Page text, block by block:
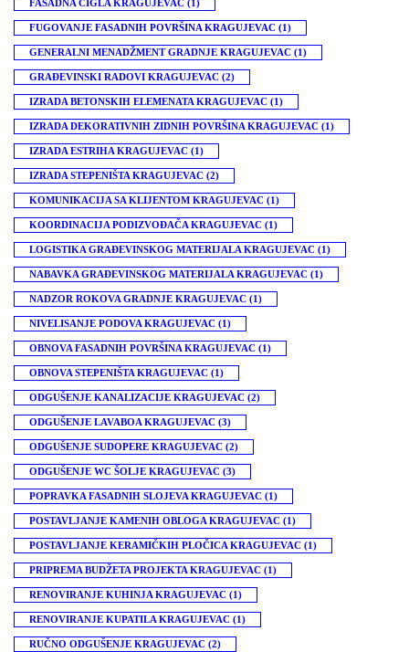
FASADNA CIGLA KRAGUJEVAC (1)
FUGOVANJE FASADNIH POVRŠINA KRAGUJEVAC (1)
GENERALNI MENADŽMENT GRADNJE KRAGUJEVAC (1)
GRAĐEVINSKI RADOVI KRAGUJEVAC (2)
IZRADA BETONSKIH ELEMENATA KRAGUJEVAC (1)
IZRADA DEKORATIVNIH ZIDNIH POVRŠINA KRAGUJEVAC (1)
IZRADA ESTRIHA KRAGUJEVAC (1)
IZRADA STEPENIŠTA KRAGUJEVAC (2)
KOMUNIKACIJA SA KLIJENTOM KRAGUJEVAC (1)
KOORDINACIJA PODIZVOĐAČA KRAGUJEVAC (1)
LOGISTIKA GRAĐEVINSKOG MATERIJALA KRAGUJEVAC (1)
NABAVKA GRAĐEVINSKOG MATERIJALA KRAGUJEVAC (1)
NADZOR ROKOVA GRADNJE KRAGUJEVAC (1)
NIVELISANJE PODOVA KRAGUJEVAC (1)
OBNOVA FASADNIH POVRŠINA KRAGUJEVAC (1)
OBNOVA STEPENIŠTA KRAGUJEVAC (1)
ODGUŠENJE KANALIZACIJE KRAGUJEVAC (2)
ODGUŠENJE LAVABOA KRAGUJEVAC (3)
ODGUŠENJE SUDOPERE KRAGUJEVAC (2)
ODGUŠENJE WC ŠOLJE KRAGUJEVAC (3)
POPRAVKA FASADNIH SLOJEVA KRAGUJEVAC (1)
POSTAVLJANJE KAMENIH OBLOGA KRAGUJEVAC (1)
POSTAVLJANJE KERAMIČKIH PLOČICA KRAGUJEVAC (1)
PRIPREMA BUDŽETA PROJEKTA KRAGUJEVAC (1)
RENOVIRANJE KUHINJA KRAGUJEVAC (1)
RENOVIRANJE KUPATILA KRAGUJEVAC (1)
RUČNO ODGUŠENJE KRAGUJEVAC (2)